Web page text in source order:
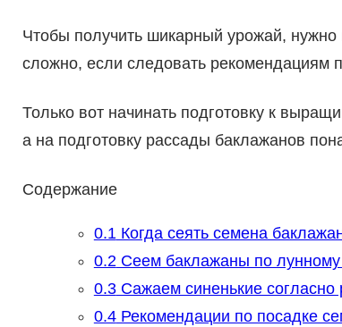
Чтобы получить шикарный урожай, нужно
сложно, если следовать рекомендациям
Только вот начинать подготовку к
а на подготовку рассады баклажанов
Содержание
0.1Когда сеять семена
0.2Сеем баклажаны по
0.3Сажаем синенькие согласно
0.4Рекомендации по посадке